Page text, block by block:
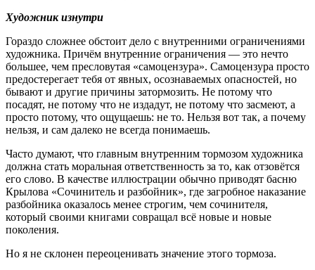
Художник изнутри
Гораздо сложнее обстоит дело с внутренними ограничениями
художника. Причём внутренние ограничения — это нечто
большее, чем пресловутая «самоцензура». Самоцензура просто
предостерегает тебя от явных, осознаваемых опасностей, но
бывают и другие причины затормозить. Не потому что
посадят, не потому что не издадут, не потому что засмеют, а
просто потому, что ощущаешь: не то. Нельзя вот так, а почему
нельзя, и сам далеко не всегда понимаешь.
Часто думают, что главным внутренним тормозом художника
должна стать моральная ответственность за то, как отзовётся
его слово. В качестве иллюстрации обычно приводят басню
Крылова «Сочинитель и разбойник», где загробное наказание
разбойника оказалось менее строгим, чем сочинителя,
который своими книгами совращал всё новые и новые
поколения.
Но я не склонен переоценивать значение этого тормоза.